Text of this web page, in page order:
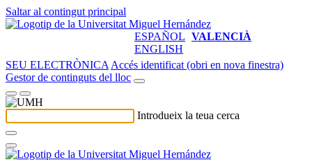
Saltar al contingut principal
ESPAÑOL VALENCIÀ
ENGLISH
SEU ELECTRÒNICA Accés identificat (obri en nova finestra)
Gestor de continguts del lloc
Introdueix la teua cerca